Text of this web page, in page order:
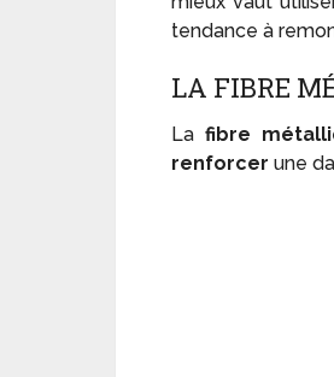
tendance à
LA FIBRE
La fibre
renforcer une